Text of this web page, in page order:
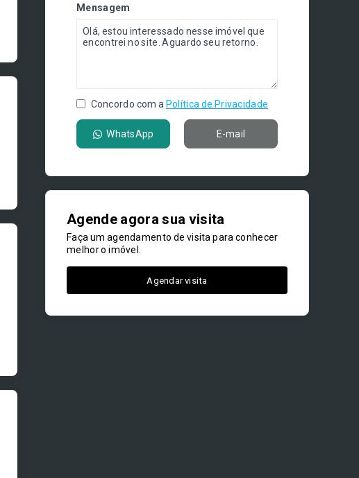
Mensagem
Concordo com a Política de Privacidade
WhatsApp E-mail
Agende agora sua visita
Faça um agendamento de visita para conhecer
melhor o imóvel.
Agendar visita